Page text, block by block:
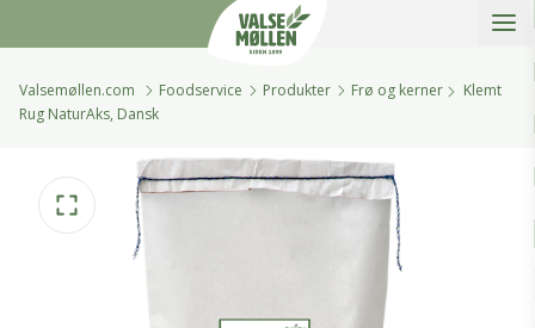
Valsemøllen.com Foodservice Produkter Frø og kerner
Klemt
Rug NaturAks, Dansk